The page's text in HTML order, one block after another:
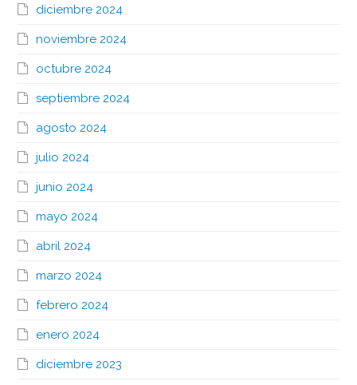
diciembre 2024
noviembre 2024
octubre 2024
septiembre 2024
agosto 2024
julio 2024
junio 2024
mayo 2024
abril 2024
marzo 2024
febrero 2024
enero 2024
diciembre 2023